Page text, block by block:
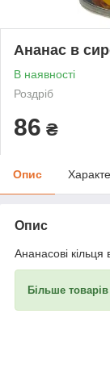
Ананас в
В наявності
Роздріб
86 ₴
Опис
Опис
Ананасові кільця
Більше товарів